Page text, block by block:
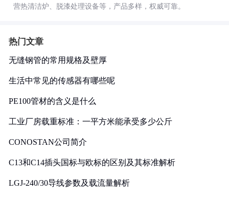
营热清洁炉、脱漆处理设备等，产品多样，权威可靠。
热门文章
无缝钢管的常用规格及壁厚
生活中常见的传感器有哪些呢
PE100管材的含义是什么
工业厂房载重标准：一平方米能承受多少公斤
CONOSTAN公司简介
C13和C14插头国标与欧标的区别及其标准解析
LGJ-240/30导线参数及载流量解析